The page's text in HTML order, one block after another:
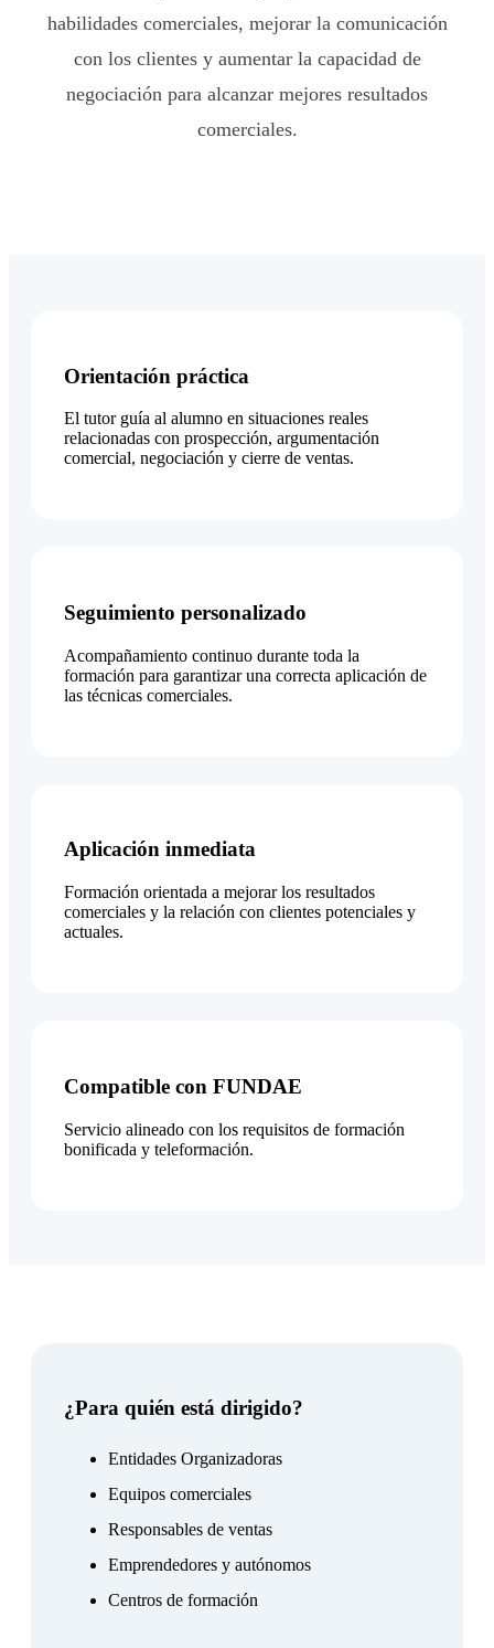
habilidades comerciales, mejorar la comunicación
con los clientes y aumentar la capacidad de
negociación para alcanzar mejores resultados
comerciales.
Orientación práctica
El tutor guía al alumno en situaciones reales
relacionadas con prospección, argumentación
comercial, negociación y cierre de ventas.
Seguimiento personalizado
Acompañamiento continuo durante toda la
formación para garantizar una correcta aplicación de
las técnicas comerciales.
Aplicación inmediata
Formación orientada a mejorar los resultados
comerciales y la relación con clientes potenciales y
actuales.
Compatible con FUNDAE
Servicio alineado con los requisitos de formación
bonificada y teleformación.
¿Para quién está dirigido?
Entidades Organizadoras
Equipos comerciales
Responsables de ventas
Emprendedores y autónomos
Centros de formación